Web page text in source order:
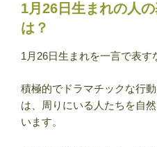
別
の
い・
勢・
相
性・
1月26日生まれの人
は？
1月26日生まれを一言で表す
積極的でドラマチックな行
は、周りにいる人たちを自
います。